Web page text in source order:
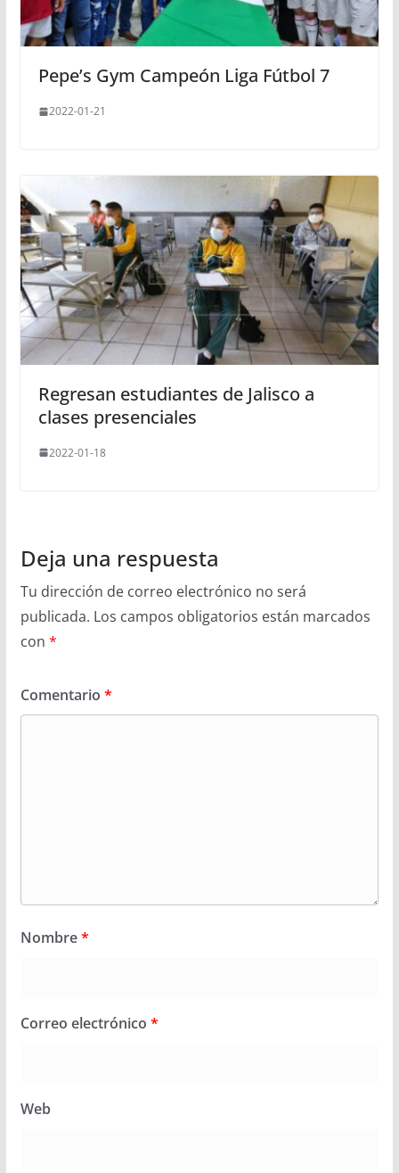
Pepe’s Gym Campeón Liga Fútbol 7
2022-01-21
Regresan estudiantes de Jalisco a
clases presenciales
2022-01-18
Deja una respuesta
Tu dirección de correo electrónico no será
publicada. Los campos obligatorios están marcados
con *
Comentario *
Nombre*
Correo electrónico *
Web